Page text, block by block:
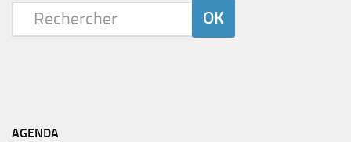
AGENDA